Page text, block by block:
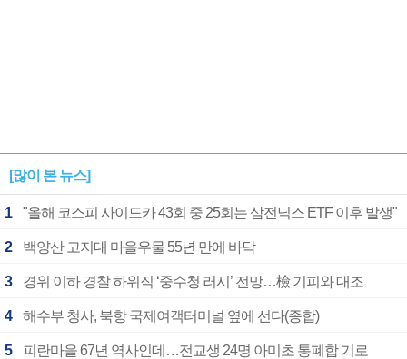
[많이 본 뉴스]
1 "올해 코스피 사이드카 43회 중 25회는 삼전닉스 ETF 이후 발생"
2 백양산 고지대 마을우물 55년 만에 바닥
3 경위 이하 경찰 하위직 ‘중수청 러시’ 전망…檢 기피와 대조
4 해수부 청사, 북항 국제여객터미널 옆에 선다(종합)
5 피란마을 67년 역사인데…전교생 24명 아미초 통폐합 기로